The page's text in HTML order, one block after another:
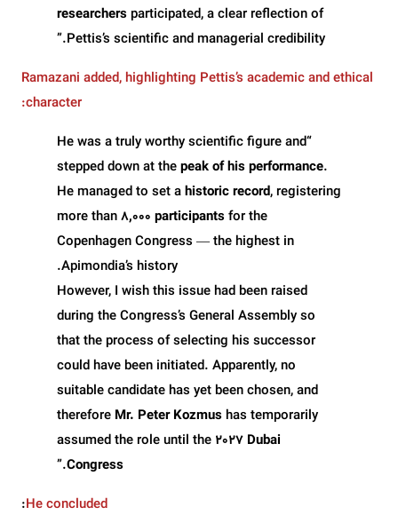
researchersparticipated, a clear reflection of
Pettis’s scientific and managerial credibility.”
Ramazani added, highlighting Pettis’s academic and ethical
character:
“He was a truly worthy scientific figure and
stepped down at thepeak of his performance.
He managed to set ahistoric record, registering
more than8,000 participantsfor the
Copenhagen Congress — the highest in
Apimondia’s history.
However, I wish this issue had been raised
during the Congress’s General Assembly so
that the process of selecting his successor
could have been initiated. Apparently, no
suitable candidate has yet been chosen, and
therefore Mr. Peter Kozmushas temporarily
assumed the role until the 2027 Dubai
Congress
.”
He concluded
: